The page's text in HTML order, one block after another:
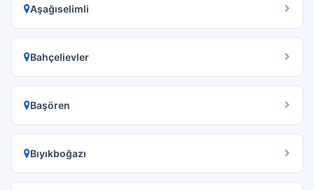
Aşağıselimli
Bahçelievler
Başören
Bıyıkboğazı